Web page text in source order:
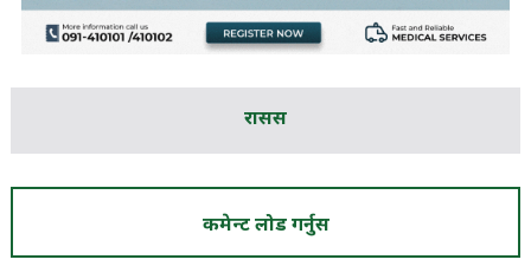
रासस
कमेन्ट लोड गर्नुस